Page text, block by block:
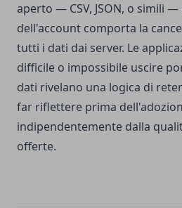
aperto — CSV, JSON, o simili
dell'account comporta la
tutti i dati dai server. Le
difficile o impossibile uscire
dati rivelano una logica di
far riflettere prima
indipendentemente dalla
offerte.